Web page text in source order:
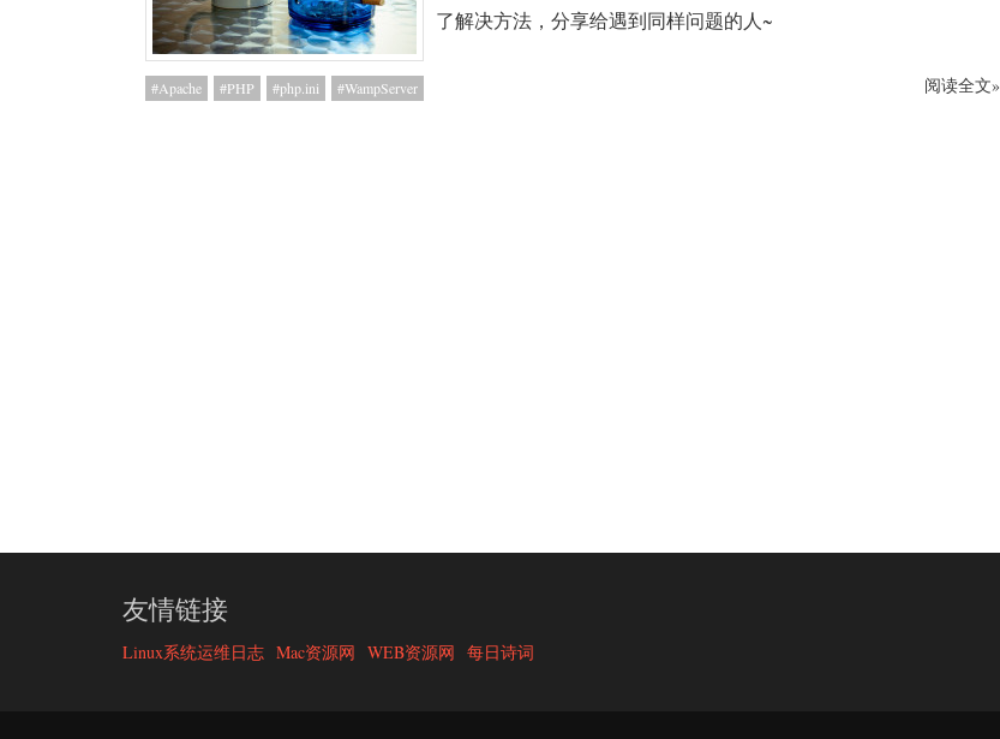
了解决方法，分享给遇到同样问题的人~
Apache PHP php.ini WampServer 阅读全文»
友情链接
Linux系统运维日志 Mac资源网 WEB资源网 每日诗词